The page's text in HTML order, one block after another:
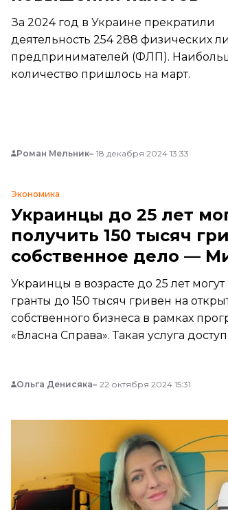
За 2024 год в Украине прекратили
деятельность 254 288 физических
предпринимателей (ФЛП).
количество пришлось на март.
Роман Мельник 18 декабря 2024 13:33
Экономика
Украинцы до 25 лет
получить 150 тысяч
собственное дело —
Украинцы в возрасте до 25 лет могут
гранты до 150 тысяч гривен на
собственного бизнеса в рамках
«Власна Справа». Такая услуга
Ольга Денисяка 22 октября 2024 15:31